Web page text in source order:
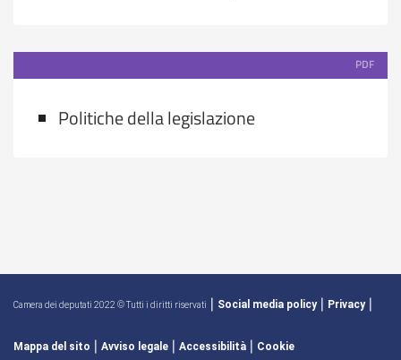
PDF
Politiche della legislazione
Camera dei deputati 2022 © Tutti i diritti riservati | Social media policy| Privacy|
Mappa del sito | Avviso legale | Accessibilità | Cookie